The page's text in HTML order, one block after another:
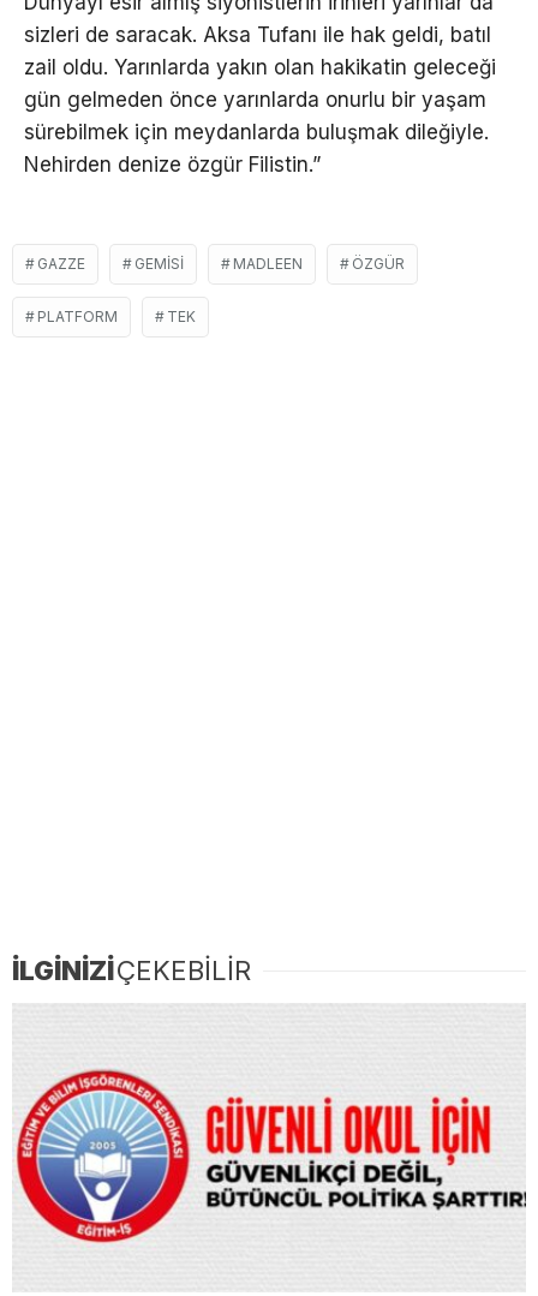
sizleri de saracak. Aksa Tufanı ile hak geldi, batıl
zail oldu. Yarınlarda yakın olan hakikatin geleceği
gün gelmeden önce yarınlarda onurlu bir yaşam
sürebilmek için meydanlarda buluşmak dileğiyle.
Nehirden denize özgür Filistin.”
GAZZE GEMISI MADLEEN ÖZGÜR
PLATFORM TEK
İLGİNİZİÇEKEBİLİR